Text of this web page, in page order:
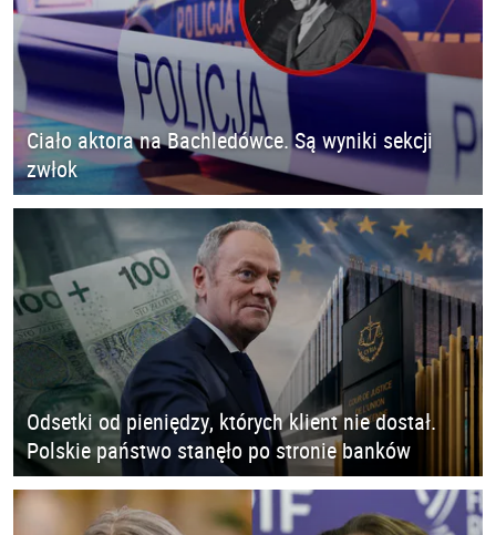
Ciało aktora na Bachledówce. Są wyniki sekcji
zwłok
Odsetki od pieniędzy, których klient nie dostał.
Polskie państwo stanęło po stronie banków